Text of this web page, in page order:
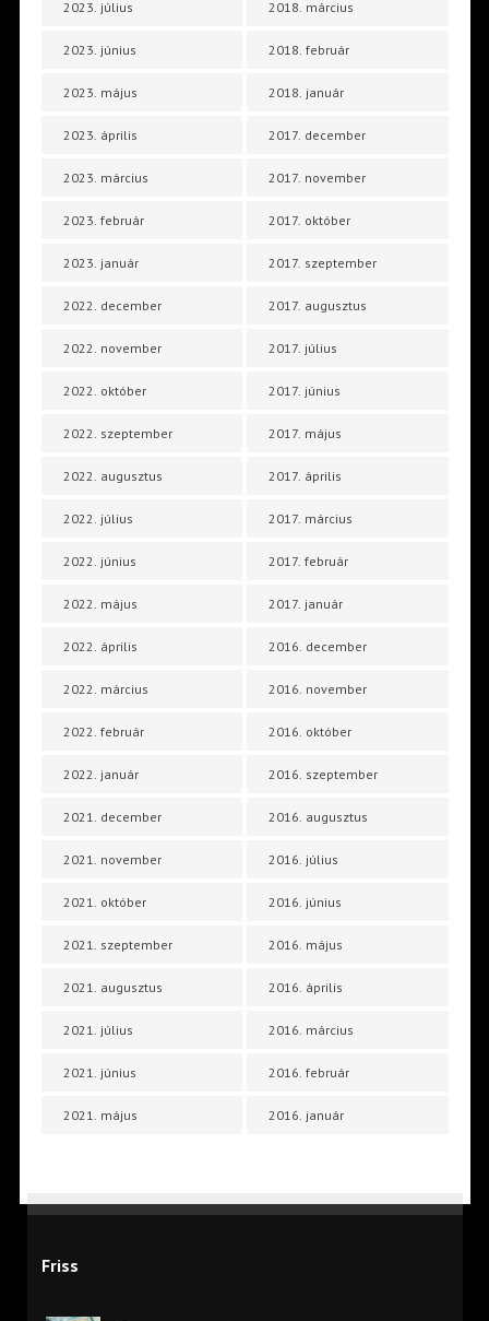
2023. július
2023. június
2023. május
2023. április
2023. március
2023. február
2023. január
2022. december
2022. november
2022. október
2022. szeptember
2022. augusztus
2022. július
2022. június
2022. május
2022. április
2022. március
2022. február
2022. január
2021. december
2021. november
2021. október
2021. szeptember
2021. augusztus
2021. július
2021. június
2021. május
2018. március
2018. február
2018. január
2017. december
2017. november
2017. október
2017. szeptember
2017. augusztus
2017. július
2017. június
2017. május
2017. április
2017. március
2017. február
2017. január
2016. december
2016. november
2016. október
2016. szeptember
2016. augusztus
2016. július
2016. június
2016. május
2016. április
2016. március
2016. február
2016. január
Friss